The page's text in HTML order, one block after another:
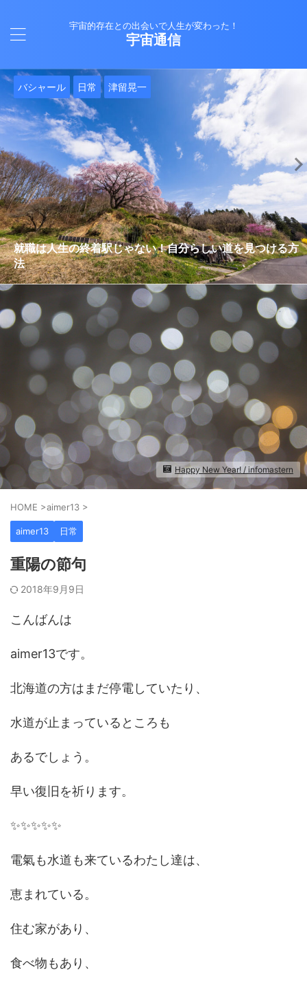
宇宙的存在との出会いで人生が変わった！
宇宙通信
日常 津留晃一
雨の日の恵み：心に降る静かな癒し
バシャール 日常 津留晃一
就職は人生の終着駅じゃない！自分らしい道を見つける方
法
Healy 日常
ヒーリーを買うべきか迷っているあなたへ。実際に使って
みた感想と注意点
バシャール 日常
エネルギーの法則 〜最近どハマりしていました〜
日常
現実を変える
日常
今、ここにいること
Healy 日常 津留晃一
もしかしてだけどHealy（量子波動調整器）のせいなの？
日常
iPad 第10世代買いました
Healy 日常
久し振りにHealy（ヒーリー）量子波動調整器について
日常
大谷さんの通訳、水原さんの解雇に思う
Happy New Year! / infomastern
HOME >aimer13 >
aimer13 日常
重陽の節句
2018年9月9日
こんばんは
aimer13です。
北海道の方はまだ停電していたり、
水道が止まっているところも
あるでしょう。
早い復旧を祈ります。
✨✨✨✨✨
電氣も水道も来ているわたし達は、
恵まれている。
住む家があり、
食べ物もあり、